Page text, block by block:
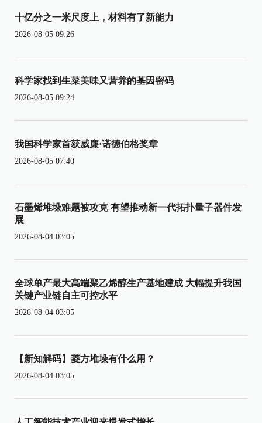
十亿分之一米尺度上，材料有了新能力
2026-08-05 09:26
科学家找到生菜美味又营养的基因密码
2026-08-05 09:24
我国科学家首获威廉·诺德伯格奖章
2026-08-05 07:40
石墨烯堆垛难题被攻克 有望推动新一代拓扑量子器件发
展
2026-08-04 03:05
全球单产最大高端聚乙烯醇生产基地建成 大幅提升我国
关键产业链自主可控水平
2026-08-04 03:05
【新知解码】菱方堆垛有什么用？
2026-08-04 03:05